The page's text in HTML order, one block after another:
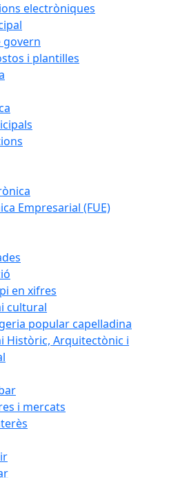
electròniques
govern
i plantilles
Empresarial (FUE)
en xifres
cultural
popular capelladina
Històric, Arquitectònic i
i mercats